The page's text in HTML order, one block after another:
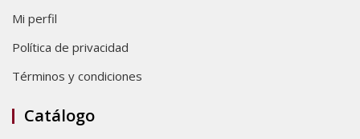
Mi perfil
Política de privacidad
Términos y condiciones
Catálogo